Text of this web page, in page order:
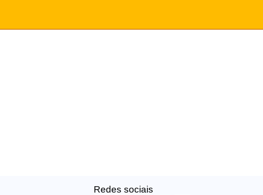
Redes sociais